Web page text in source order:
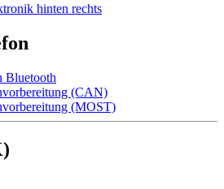
hinten rechts
Bluetooth
(CAN)
(MOST)